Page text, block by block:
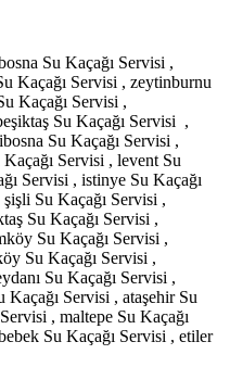
Su Kaçağı Servisi ,
Kaçağı Servisi , zeytinburnu
Kaçağı Servisi ,
Su Kaçağı Servisi ,
Su Kaçağı Servisi ,
Servisi , levent Su
Servisi , istinye Su Kaçağı
Su Kaçağı Servisi ,
Su Kaçağı Servisi ,
Su Kaçağı Servisi ,
Su Kaçağı Servisi ,
Su Kaçağı Servisi ,
Servisi , ataşehir Su
, maltepe Su Kaçağı
Su Kaçağı Servisi , etiler